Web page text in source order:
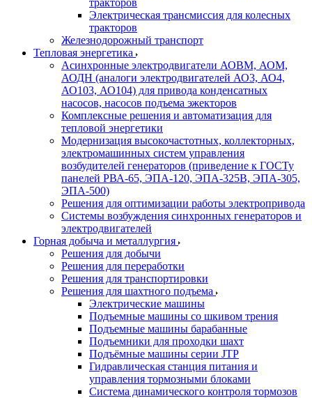
тракторов
Электрическая трансмиссия для колесных
тракторов
Железнодорожный транспорт
Тепловая энергетика
Асинхронные электродвигатели АОВМ, АОМ,
АОДН (аналоги электродвигателей АО3, АО4,
АО103, АО104) для привода конденсатных
насосов, насосов подъема эжекторов
Комплексные решения и автоматизация для
тепловой энергетики
Модернизация высокочастотных, коллекторных,
электромашинных систем управления
возбудителей генераторов (приведение к ГОСТу
панелей РВА-65, ЭПА-120, ЭПА-325В, ЭПА-305,
ЭПА-500)
Решения для оптимизации работы электропривода
Системы возбуждения синхронных генераторов и
электродвигателей
Горная добыча и металлургия
Решения для добычи
Решения для переработки
Решения для транспортировки
Решения для шахтного подъема
Электрические машины
Подъемные машины со шкивом трения
Подъемные машины барабанные
Подъемники для проходки шахт
Подъёмные машины серии JTP
Гидравлическая станция питания и
управления тормозными блоками
Система динамического контроля тормозов